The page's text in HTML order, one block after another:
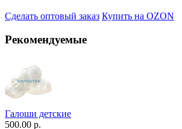
Сделать оптовый заказ Купить на OZON
Рекомендуемые
Галоши детские
500.00 р.